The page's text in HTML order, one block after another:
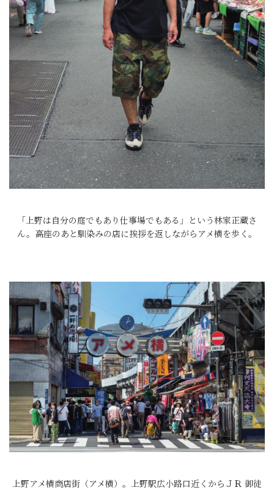
「上野は自分の庭でもあり仕事場でもある」という林家正蔵さ
ん。高座のあと馴染みの店に挨拶を返しながらアメ横を歩く。
上野アメ横商店街（アメ横）。上野駅広小路口近くからＪＲ 御徒